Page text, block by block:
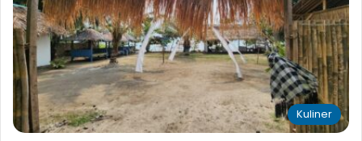
Kuliner